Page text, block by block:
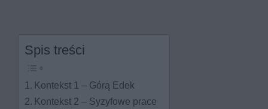
Spis treści
Kontekst 1 – Górą Edek
Kontekst 2 – Syzyfowe prace